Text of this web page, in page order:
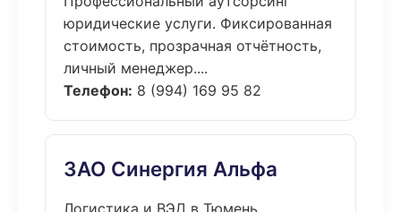
юридические услуги. Фиксированная
стоимость, прозрачная отчётность,
личный менеджер....
Телефон: 8 (994) 169 95 82
ЗАО Синергия Альфа
Логистика и ВЭД в Тюмень